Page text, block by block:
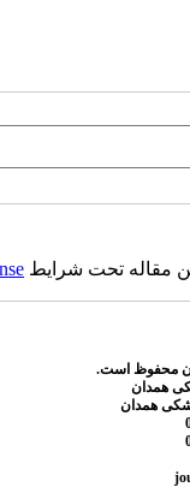
مقاله تحت شرایط
محفوظ است.
همدان
همدان